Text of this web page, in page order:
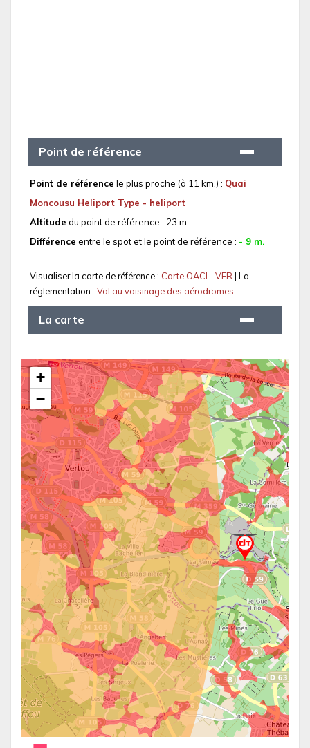
Point de référence
Point de référence le plus proche (à 11 km.) : Quai
Moncousu Heliport Type - heliport
Altitude du point de référence : 23 m.
Différence entre le spot et le point de référence : - 9 m.
Visualiser la carte de référence : Carte OACI - VFR| La
réglementation : Vol au voisinage des aérodromes
La carte